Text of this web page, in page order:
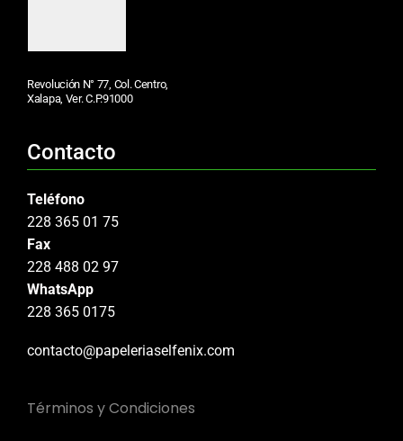
Revolución N° 77, Col. Centro,
Xalapa, Ver. C.P.91000
Contacto
Teléfono
228 365 01 75
Fax
228 488 02 97
WhatsApp
228 365 0175
contacto@papeleriaselfenix.com
Términos y Condiciones